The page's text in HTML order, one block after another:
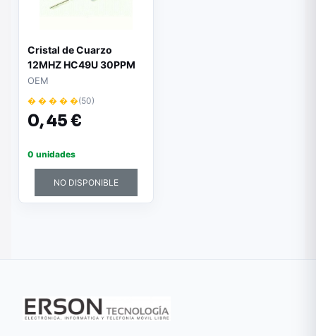
Cristal de Cuarzo
12MHZ HC49U 30PPM
OEM
� � � � �(50)
0,45 €
0 unidades
NO DISPONIBLE